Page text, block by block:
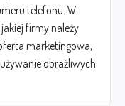
telefonu. W
firmy należy
marketingowa,
obraźliwych